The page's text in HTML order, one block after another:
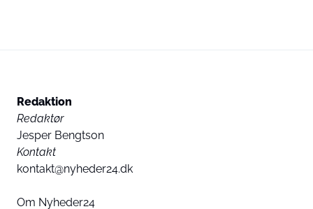
Redaktion
Redaktør
Jesper Bengtson
Kontakt
kontakt@nyheder24.dk
Om Nyheder24